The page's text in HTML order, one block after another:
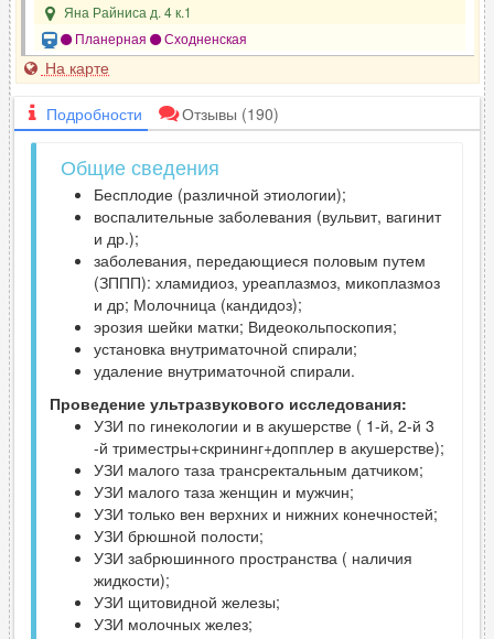
Яна Райниса д. 4 к.1
Планерная
Сходненская
На карте
Подробности Отзывы (190)
Общие сведения
Бесплодие (различной этиологии);
воспалительные заболевания (вульвит, вагинит
и др.);
заболевания, передающиеся половым путем
(ЗППП): хламидиоз, уреаплазмоз, микоплазмоз
и др; Молочница (кандидоз);
эрозия шейки матки; Видеокольпоскопия;
установка внутриматочной спирали;
удаление внутриматочной спирали.
Проведение ультразвукового исследования:
УЗИ по гинекологии и в акушерстве ( 1-й, 2-й 3
-й триместры+скрининг+допплер в акушерстве);
УЗИ малого таза трансректальным датчиком;
УЗИ малого таза женщин и мужчин;
УЗИ только вен верхних и нижних конечностей;
УЗИ брюшной полости;
УЗИ забрюшинного пространства ( наличия
жидкости);
УЗИ щитовидной железы;
УЗИ молочных желез;